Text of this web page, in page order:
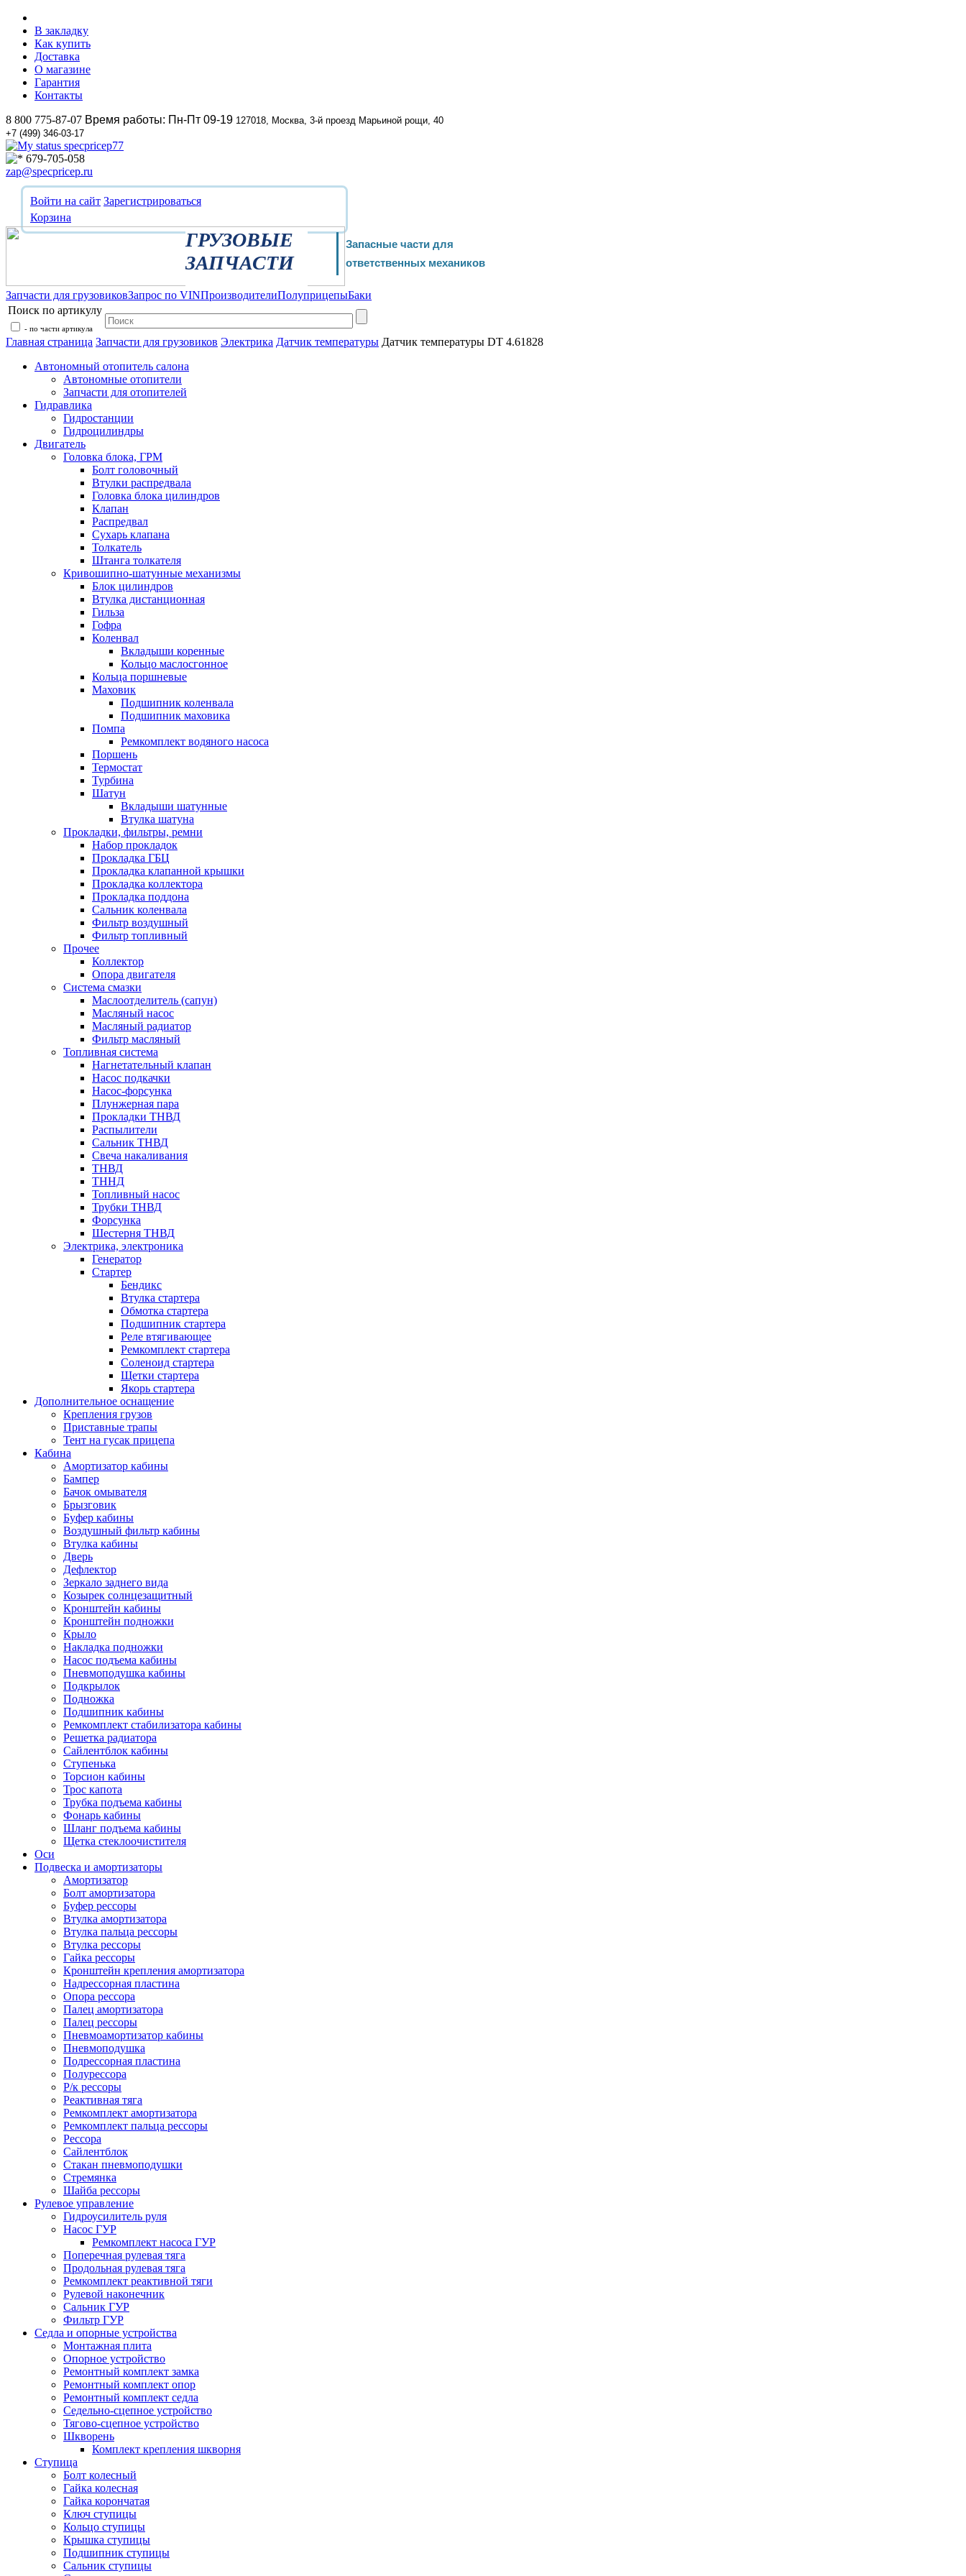
В закладку
Как купить
Доставка
О магазине
Гарантия
Контакты
8 800 775-87-07 Время работы: Пн-Пт 09-19 127018, Москва, 3-й проезд Марьиной рощи, 40
+7 (499) 346-03-17
specpricep77
679-705-058
zap@specpricep.ru
Войти на сайт Зарегистрироваться
Корзина
ГРУЗОВЫЕ
ЗАПЧАСТИ
Запасные части для
ответственных механиков
Запчасти для грузовиковЗапрос по VINПроизводителиПолуприцепыБаки
Поиск по артикулу
- по части артикула
Главная страница Запчасти для грузовиков Электрика Датчик температуры Датчик температуры DT 4.61828
Автономный отопитель салона
Автономные отопители
Запчасти для отопителей
Гидравлика
Гидростанции
Гидроцилиндры
Двигатель
Головка блока, ГРМ
Болт головочный
Втулки распредвала
Головка блока цилиндров
Клапан
Распредвал
Сухарь клапана
Толкатель
Штанга толкателя
Кривошипно-шатунные механизмы
Блок цилиндров
Втулка дистанционная
Гильза
Гофра
Коленвал
Вкладыши коренные
Кольцо маслосгонное
Кольца поршневые
Маховик
Подшипник коленвала
Подшипник маховика
Помпа
Ремкомплект водяного насоса
Поршень
Термостат
Турбина
Шатун
Вкладыши шатунные
Втулка шатуна
Прокладки, фильтры, ремни
Набор прокладок
Прокладка ГБЦ
Прокладка клапанной крышки
Прокладка коллектора
Прокладка поддона
Сальник коленвала
Фильтр воздушный
Фильтр топливный
Прочее
Коллектор
Опора двигателя
Система смазки
Маслоотделитель (сапун)
Масляный насос
Масляный радиатор
Фильтр масляный
Топливная система
Нагнетательный клапан
Насос подкачки
Насос-форсунка
Плунжерная пара
Прокладки ТНВД
Распылители
Сальник ТНВД
Свеча накаливания
ТНВД
ТННД
Топливный насос
Трубки ТНВД
Форсунка
Шестерня ТНВД
Электрика, электроника
Генератор
Стартер
Бендикс
Втулка стартера
Обмотка стартера
Подшипник стартера
Реле втягивающее
Ремкомплект стартера
Соленоид стартера
Щетки стартера
Якорь стартера
Дополнительное оснащение
Крепления грузов
Приставные трапы
Тент на гусак прицепа
Кабина
Амортизатор кабины
Бампер
Бачок омывателя
Брызговик
Буфер кабины
Воздушный фильтр кабины
Втулка кабины
Дверь
Дефлектор
Зеркало заднего вида
Козырек солнцезащитный
Кронштейн кабины
Кронштейн подножки
Крыло
Накладка подножки
Насос подъема кабины
Пневмоподушка кабины
Подкрылок
Подножка
Подшипник кабины
Ремкомплект стабилизатора кабины
Решетка радиатора
Сайлентблок кабины
Ступенька
Торсион кабины
Трос капота
Трубка подъема кабины
Фонарь кабины
Шланг подъема кабины
Щетка стеклоочистителя
Оси
Подвеска и амортизаторы
Амортизатор
Болт амортизатора
Буфер рессоры
Втулка амортизатора
Втулка пальца рессоры
Втулка рессоры
Гайка рессоры
Кронштейн крепления амортизатора
Надрессорная пластина
Опора рессора
Палец амортизатора
Палец рессоры
Пневмоамортизатор кабины
Пневмоподушка
Подрессорная пластина
Полурессора
Р/к рессоры
Реактивная тяга
Ремкомплект амортизатора
Ремкомплект пальца рессоры
Рессора
Сайлентблок
Стакан пневмоподушки
Стремянка
Шайба рессоры
Рулевое управление
Гидроусилитель руля
Насос ГУР
Ремкомплект насоса ГУР
Поперечная рулевая тяга
Продольная рулевая тяга
Ремкомплект реактивной тяги
Рулевой наконечник
Сальник ГУР
Фильтр ГУР
Седла и опорные устройства
Монтажная плита
Опорное устройство
Ремонтный комплект замка
Ремонтный комплект опор
Ремонтный комплект седла
Седельно-сцепное устройство
Тягово-сцепное устройство
Шкворень
Комплект крепления шкворня
Ступица
Болт колесный
Гайка колесная
Гайка корончатая
Ключ ступицы
Кольцо ступицы
Крышка ступицы
Подшипник ступицы
Сальник ступицы